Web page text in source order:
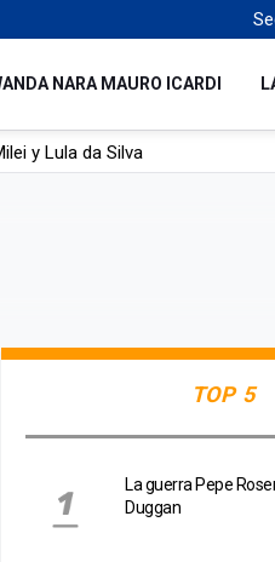
NARA MAURO ICARDI
y Lula da Silva
TOP 5
La guerra Pepe
Duggan